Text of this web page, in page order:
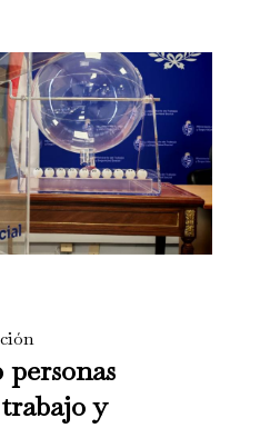
personas
y